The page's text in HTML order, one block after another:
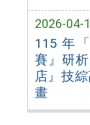
2026-04-
115 年
賽』研
店』技
畫